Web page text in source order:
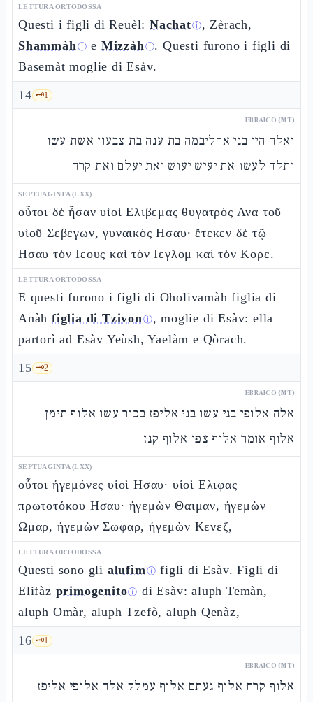
LETTURA ORTODOSSA
Questi i figli di Reuèl: Nachatⓘ, Zèrach,
Shammàhⓘ e Mizzàhⓘ. Questi furono i figli di
Basemàt moglie di Esàv.
14 🗝️1
EBRAICO (MT)
ואלה היו בני אהליבמה בת ענה בת צבעון אשת עשו
ותלד לעשו את יעיש יעוש ואת יעלם ואת קרח
SEPTUAGINTA (LXX)
οὗτοι δὲ ἦσαν υἱοὶ Ελιβεμας θυγατρὸς Ανα τοῦ
υἱοῦ Σεβεγων, γυναικὸς Ησαυ· ἔτεκεν δὲ τῷ
Ησαυ τὸν Ιεους καὶ τὸν Ιεγλομ καὶ τὸν Κορε. –
LETTURA ORTODOSSA
E questi furono i figli di Oholivamàh figlia di
Anàh figlia di Tzivonⓘ, moglie di Esàv: ella
partorì ad Esàv Yeùsh, Yaelàm e Qòrach.
15 🗝️2
EBRAICO (MT)
אלה אלופי בני עשו בני אליפז בכור עשו אלוף תימן
אלוף אומר אלוף צפו אלוף קנז
SEPTUAGINTA (LXX)
οὗτοι ἡγεμόνες υἱοὶ Ησαυ· υἱοὶ Ελιφας
πρωτοτόκου Ησαυ· ἡγεμὼν Θαιμαν, ἡγεμὼν
Ωμαρ, ἡγεμὼν Σωφαρ, ἡγεμὼν Κενεζ,
LETTURA ORTODOSSA
Questi sono gli alufìmⓘ figli di Esàv. Figli di
Elifàz primogenitoⓘ di Esàv: aluph Temàn,
aluph Omàr, aluph Tzefò, aluph Qenàz,
16 🗝️1
EBRAICO (MT)
אלוף קרח אלוף געתם אלוף עמלק אלה אלופי אליפז